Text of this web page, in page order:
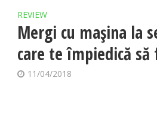
REVIEW
Mergi cu maşina la
care te împiedică
11/04/2018